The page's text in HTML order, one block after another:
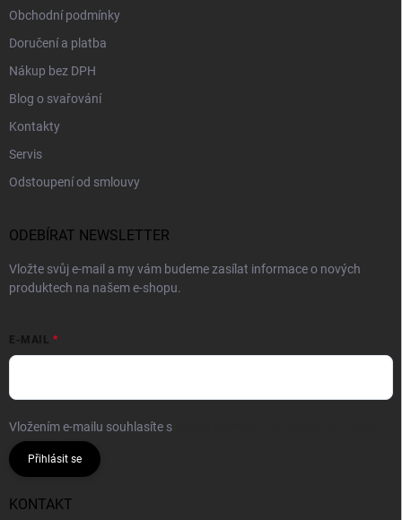
Obchodní podmínky
Doručení a platba
Nákup bez DPH
Blog o svařování
Kontakty
Servis
Odstoupení od smlouvy
ODEBÍRAT NEWSLETTER
Vložte svůj e-mail a my vám budeme zasílat informace o nových
produktech na našem e-shopu.
E-MAIL
Vložením e-mailu souhlasíte s
Přihlásit se
KONTAKT